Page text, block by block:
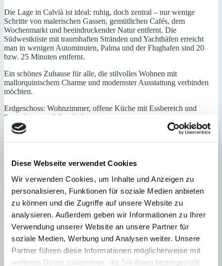
Diese Webseite verwendet Cookies
Wir verwenden Cookies, um Inhalte und Anzeigen zu
personalisieren, Funktionen für soziale Medien anbieten
zu können und die Zugriffe auf unsere Website zu
analysieren. Außerdem geben wir Informationen zu Ihrer
Verwendung unserer Website an unsere Partner für
soziale Medien, Werbung und Analysen weiter. Unsere
Partner führen diese Informationen möglicherweise mit
weiteren Daten zusammen, die Sie ihnen bereitgestellt
Die Lage in Calvià ist ideal: ruhig, doch zentral – nur wenige
Schritte von malerischen Gassen, gemütlichen Cafés, dem
Wochenmarkt und beeindruckender Natur entfernt. Die
Südwestküste mit traumhaften Stränden und Yachthäfen erreicht
man in wenigen Autominuten, Palma und der Flughafen sind 20
bzw. 25 Minuten entfernt.
Ein schönes Zuhause für alle, die stilvolles Wohnen mit
mallorquinischem Charme und modernster Ausstattung verbinden
möchten.
Erdgeschoss: Wohnzimmer, offene Küche mit Essbereich und
Speisekammer, Wirtschaftsraum
Obere Etage: Hauptschlafzimmer mit Bad en suite und Ankleide, 3
weitere Schlafzimmer, Badezimmer (Vorinstallation für ein weiteres
Außenbereich: Bad, Abstellraum, Parkplatz
Abstellraum
Swimmingpool
Fußbodenheizung
Energieeffizienz
Energiezertifikat wurde beantragt